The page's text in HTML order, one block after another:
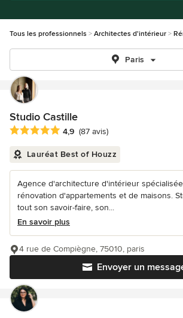
Tous les professionnels Architectes d'intérieur
Paris
Studio Castille
Note moyenne : 4.9 étoiles sur 5
4,9 (87 avis)
Lauréat Best of Houzz
Agence d'architecture d'intérieur
rénovation d'appartements et de maisons.
tout son savoir-faire, son...
En savoir plus
Envoyer un
4 rue de Compiègne, 75010, paris